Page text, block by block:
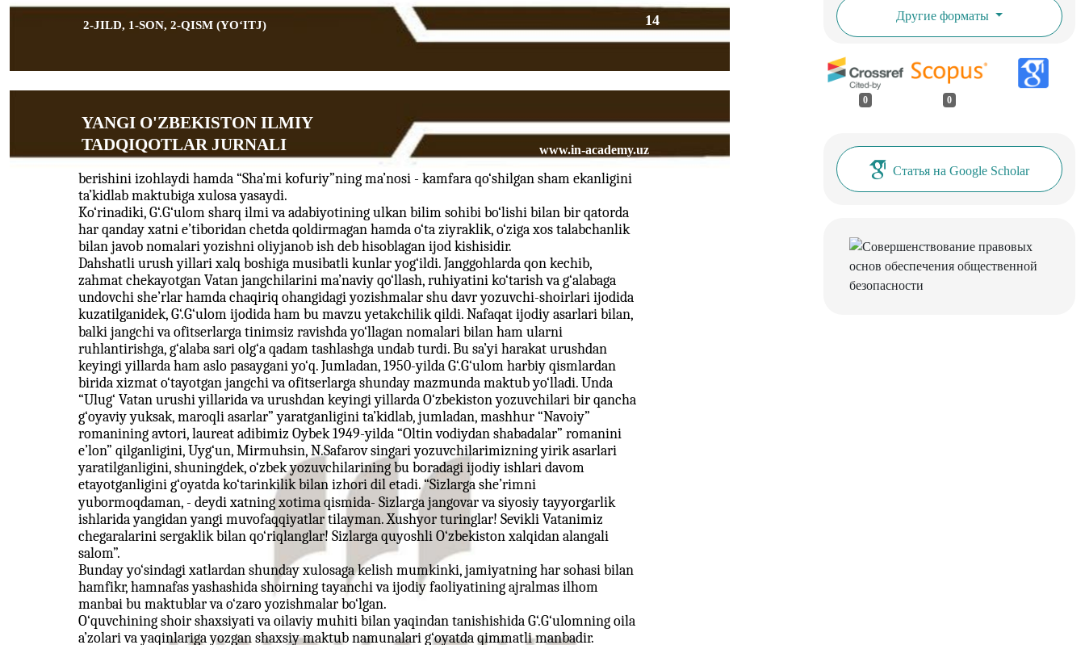
14
2-JILD, 1-SON, 2-QISM (YOʻITJ)
YANGI O'ZBEKISTON ILMIY
TADQIQOTLAR JURNALI
www.in-academy.uz
berishini izohlaydi hamda “Sha’mi kofuriy”ning ma’nosi - kamfara qo‘shilgan sham ekanligini
ta’kidlab maktubiga xulosa yasaydi.
Ko‘rinadiki, G‘.G‘ulom sharq ilmi va adabiyotining ulkan bilim sohibi bo‘lishi bilan bir qatorda
har qanday xatni e’tiboridan chetda qoldirmagan hamda o‘ta ziyraklik, o‘ziga xos talabchanlik
bilan javob nomalari yozishni oliyjanob ish deb hisoblagan ijod kishisidir.
Dahshatli urush yillari xalq boshiga musibatli kunlar yog‘ildi. Janggohlarda qon kechib,
zahmat chekayotgan Vatan jangchilarini ma’naviy qo‘llash, ruhiyatini ko‘tarish va g‘alabaga
undovchi she’rlar hamda chaqiriq ohangidagi yozishmalar shu davr yozuvchi-shoirlari ijodida
kuzatilganidek, G‘.G‘ulom ijodida ham bu mavzu yetakchilik qildi. Nafaqat ijodiy asarlari bilan,
balki jangchi va ofitserlarga tinimsiz ravishda yo‘llagan nomalari bilan ham ularni
ruhlantirishga, g‘alaba sari olg‘a qadam tashlashga undab turdi. Bu sa’yi harakat urushdan
keyingi yillarda ham aslo pasaygani yo‘q. Jumladan, 1950-yilda G‘.G‘ulom harbiy qismlardan
birida xizmat o‘tayotgan jangchi va ofitserlarga shunday mazmunda maktub yo‘lladi. Unda
“Ulug‘ Vatan urushi yillarida va urushdan keyingi yillarda O‘zbekiston yozuvchilari bir qancha
g‘oyaviy yuksak, maroqli asarlar” yaratganligini ta’kidlab, jumladan, mashhur “Navoiy”
romanining avtori, laureat adibimiz Oybek 1949-yilda “Oltin vodiydan shabadalar” romanini
e’lon” qilganligini, Uyg‘un, Mirmuhsin, N.Safarov singari yozuvchilarimizning yirik asarlari
yaratilganligini, shuningdek, o‘zbek yozuvchilarining bu boradagi ijodiy ishlari davom
etayotganligini g‘oyatda ko‘tarinkilik bilan izhori dil etadi. “Sizlarga she’rimni
yubormoqdaman, - deydi xatning xotima qismida- Sizlarga jangovar va siyosiy tayyorgarlik
ishlarida yangidan yangi muvofaqqiyatlar tilayman. Xushyor turinglar! Sevikli Vatanimiz
chegaralarini sergaklik bilan qo‘riqlanglar! Sizlarga quyoshli O‘zbekiston xalqidan alangali
salom”.
Bunday yo‘sindagi xatlardan shunday xulosaga kelish mumkinki, jamiyatning har sohasi bilan
hamfikr, hamnafas yashashida shoirning tayanchi va ijodiy faoliyatining ajralmas ilhom
manbai bu maktublar va o‘zaro yozishmalar bo‘lgan.
O‘quvchining shoir shaxsiyati va oilaviy muhiti bilan yaqindan tanishishida G‘.G‘ulomning oila
a’zolari va yaqinlariga yozgan shaxsiy maktub namunalari g‘oyatda qimmatli manbadir.
Другие форматы
0 0
Статья на Google Scholar